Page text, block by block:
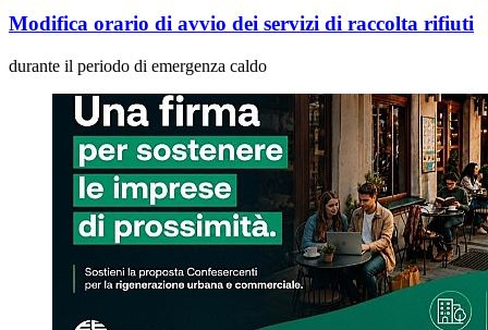
Modifica orario di avvio dei servizi di raccolta rifiuti
durante il periodo di emergenza caldo